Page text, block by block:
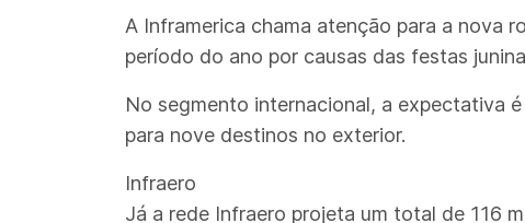
A Inframerica chama atenção para a nova
período do ano por causas das festas
No segmento internacional, a expectativa
para nove destinos no exterior.
Infraero
Já a rede Infraero projeta um total de 116